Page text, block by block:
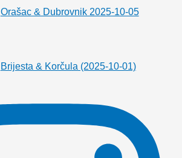
Orašac & Dubrovnik 2025-10-05
Brijesta & Korčula (2025-10-01)